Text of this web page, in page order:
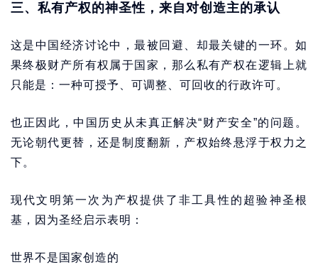
三、私有产权的神圣性，来自对创造主的承认
这是中国经济讨论中，最被回避、却最关键的一环。如
果终极财产所有权属于国家，那么私有产权在逻辑上就
只能是：一种可授予、可调整、可回收的行政许可。
也正因此，中国历史从未真正解决“财产安全”的问题。
无论朝代更替，还是制度翻新，产权始终悬浮于权力之
下。
现代文明第一次为产权提供了非工具性的超验神圣根
基，因为圣经启示表明：
世界不是国家创造的